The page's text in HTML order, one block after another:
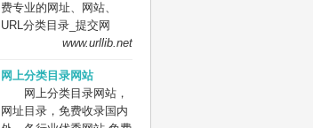
网站、信息资源；加入网
址库让我们共同成长。网
址库!网址酷！上网，您需
用网址一网打尽！
费专业的网址、网站、
URL分类目录_提交网
址、网站、URL到我们的
www.urllib.net
网上分类目录网站
网上分类目录网站，
网址目录，免费收录国内